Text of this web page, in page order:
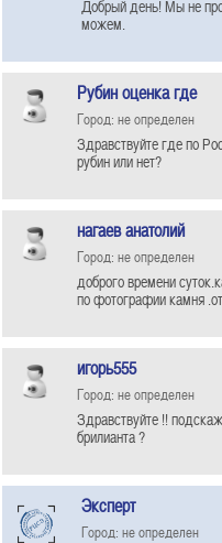
Добрый день! Мы не
можем.
Рубин оценка где
Город: не определен
Здравствуйте где по
рубин или нет?
нагаев анатолий
Город: не определен
доброго времени
по фотографии камня
игорь555
Город: не определен
Здравствуйте !!
брилианта ?
Эксперт
Город: не определен